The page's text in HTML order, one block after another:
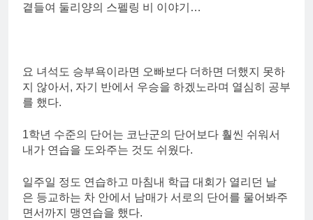
곁들여 둘리양의 스펠링 비 이야기…
요 녀석도 승부욕이라면 오빠보다 더하면 더했지 못하
지 않아서, 자기 반에서 우승을 하겠노라며 열심히 공부
를 했다.
1학년 수준의 단어는 코난군의 단어보다 훨씬 쉬워서
내가 연습을 도와주는 것도 쉬웠다.
일주일 정도 연습하고 마침내 학급 대회가 열리던 날
은 등교하는 차 안에서 남매가 서로의 단어를 물어봐주
면서까지 맹연습을 했다.